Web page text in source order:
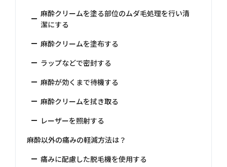
麻酔クリームを塗る部位のムダ毛処理を行い清
潔にする
麻酔クリームを塗布する
ラップなどで密封する
麻酔が効くまで待機する
麻酔クリームを拭き取る
レーザーを照射する
麻酔以外の痛みの軽減方法は？
痛みに配慮した脱毛機を使用する